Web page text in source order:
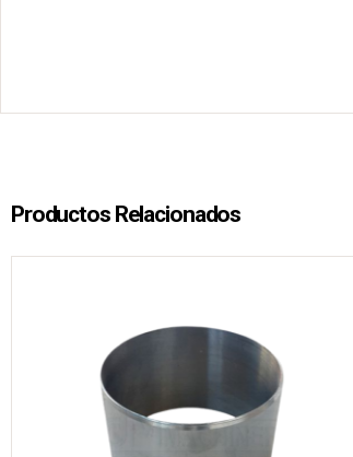
Productos Relacionados